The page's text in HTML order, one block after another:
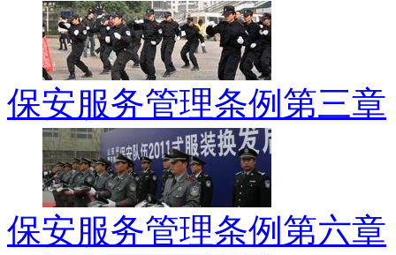
保安服务管理条例第三章
保安服务管理条例第六章